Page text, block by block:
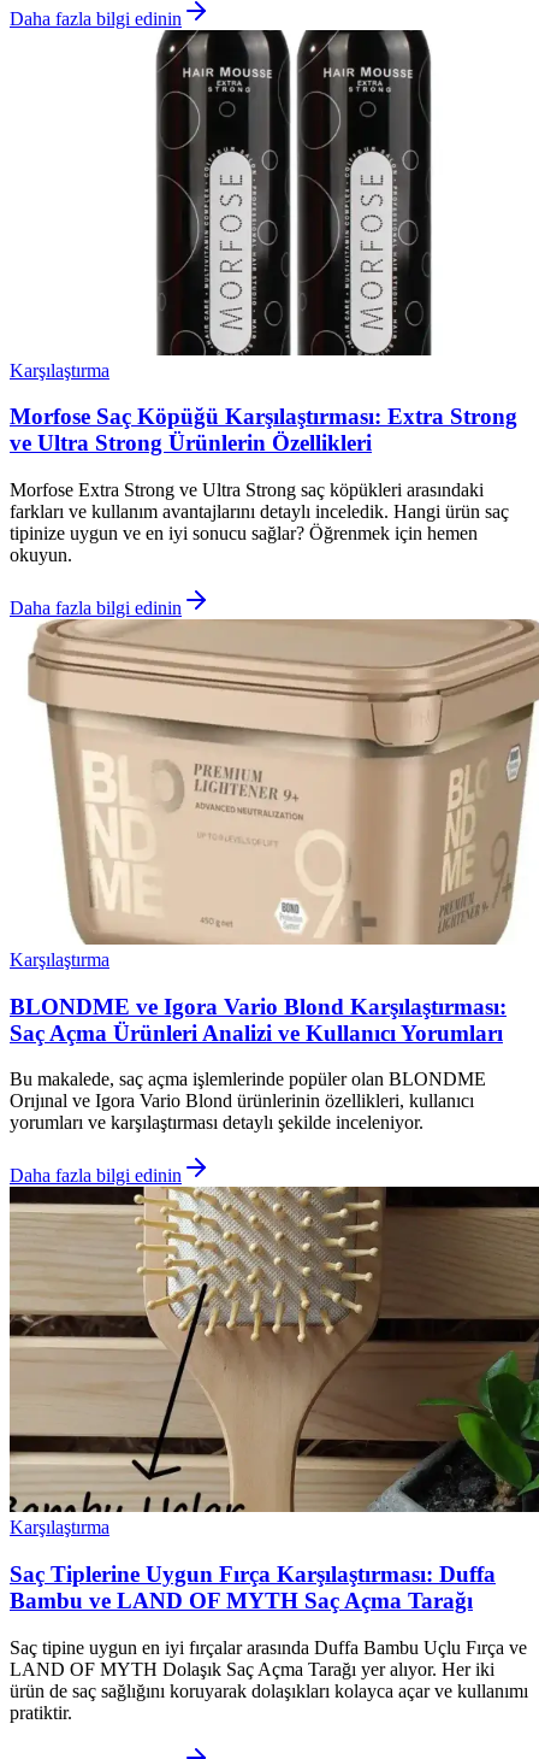
Daha fazla bilgi edinin
Karşılaştırma
Morfose Saç Köpüğü Karşılaştırması: Extra Strong
ve Ultra Strong Ürünlerin Özellikleri
Morfose Extra Strong ve Ultra Strong saç köpükleri arasındaki
farkları ve kullanım avantajlarını detaylı inceledik. Hangi ürün saç
tipinize uygun ve en iyi sonucu sağlar? Öğrenmek için hemen
okuyun.
Daha fazla bilgi edinin
Karşılaştırma
BLONDME ve Igora Vario Blond Karşılaştırması:
Saç Açma Ürünleri Analizi ve Kullanıcı Yorumları
Bu makalede, saç açma işlemlerinde popüler olan BLONDME
Orıjınal ve Igora Vario Blond ürünlerinin özellikleri, kullanıcı
yorumları ve karşılaştırması detaylı şekilde inceleniyor.
Daha fazla bilgi edinin
Karşılaştırma
Saç Tiplerine Uygun Fırça Karşılaştırması: Duffa
Bambu ve LAND OF MYTH Saç Açma Tarağı
Saç tipine uygun en iyi fırçalar arasında Duffa Bambu Uçlu Fırça ve
LAND OF MYTH Dolaşık Saç Açma Tarağı yer alıyor. Her iki
ürün de saç sağlığını koruyarak dolaşıkları kolayca açar ve kullanımı
pratiktir.